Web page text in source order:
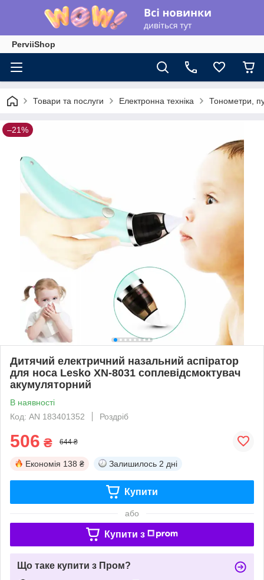
PerviiShop
Товари та послуги Електронна техніка Тонометри,
–21%
Дитячий електричний назальний аспіратор
для носа Lesko XN-8031 соплевідсмоктувач
акумуляторний
В наявності
Код: AN 183401352
Роздріб
506 ₴ 644 ₴
Економія 138 ₴ Залишилось 2 дні
Купити
або
Купити з
Що таке купити з Пром?